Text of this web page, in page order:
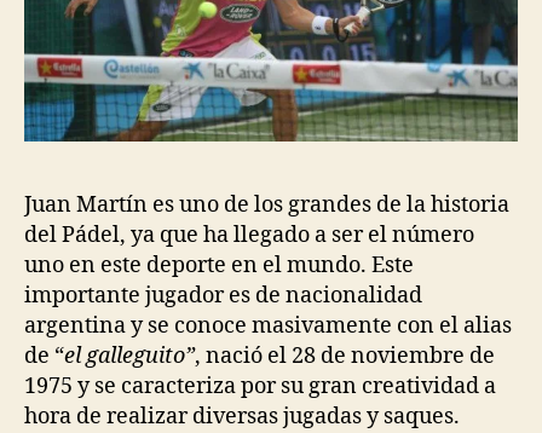
Juan Martín es uno de los grandes de la historia
del Pádel, ya que ha llegado a ser el número
uno en este deporte en el mundo. Este
importante jugador es de nacionalidad
argentina y se conoce masivamente con el alias
de “el galleguito”, nació el 28 de noviembre de
1975 y se caracteriza por su gran creatividad a
hora de realizar diversas jugadas y saques.